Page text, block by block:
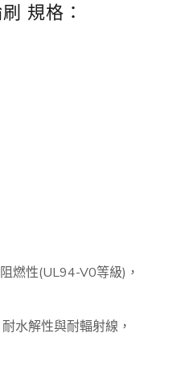
規格：
燃性(UL94-V0等級)，
水解性與耐輻射線，